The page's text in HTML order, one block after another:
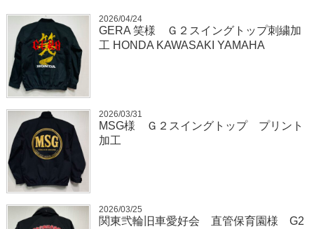
2026/04/24
GERA 笑様 Ｇ２スイングトップ刺繍加
工 HONDA KAWASAKI YAMAHA
2026/03/31
MSG様 Ｇ２スイングトップ プリント
加工
2026/03/25
関東弐輪旧車愛好会 直管保育園様 G2